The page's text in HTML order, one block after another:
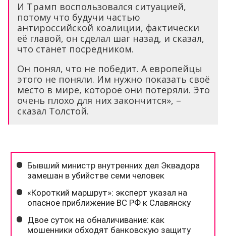
И Трамп воспользовался ситуацией,
потому что будучи частью
антироссийской коалиции, фактически
её главой, он сделал шаг назад, и сказал,
что станет посредником.
Он понял, что не победит. А европейцы
этого не поняли. Им нужно показать своё
место в мире, которое они потеряли. Это
очень плохо для них закончится», –
сказал Толстой.